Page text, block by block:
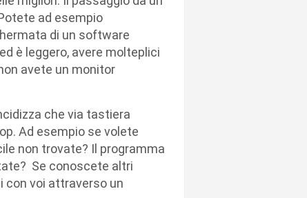
ad esempio
di un software
è leggero, avere molteplici
avete un monitor
che via tastiera
Ad esempio se volete
non trovate? Il programma
Se conoscete altri
con voi attraverso un